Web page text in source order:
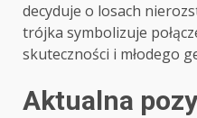
decyduje o losach
trójka symbolizuje
skuteczności i młodego
Aktualna